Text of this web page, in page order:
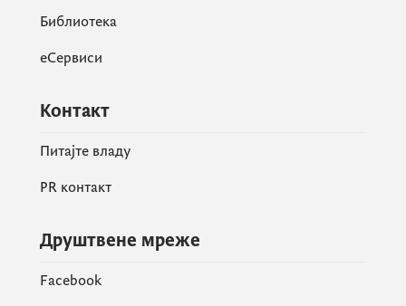
заједници, грађанима Тивта и подржи
да те чува”.
“Задовољство ми је што
заједнички напори Војске Црне
Горе, Министарства екологије и
простор веома брзо буде уређен и
доведен у прихватљиво стање“,
поручио је Краповић.
Библиотека
еСервиси
Контакт
Питајте владу
PR контакт
Друштвене мреже
Facebook